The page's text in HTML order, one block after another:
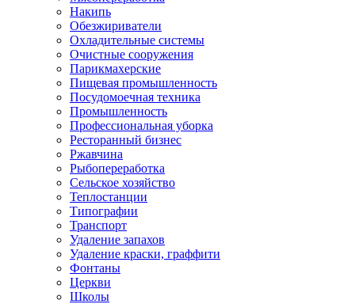
Накипь
Обезжириватели
Охладительные системы
Очистные сооружения
Парикмахерские
Пищевая промышленность
Посудомоечная техника
Промышленность
Профессиональная уборка
Ресторанный бизнес
Ржавчина
Рыбопереработка
Сельское хозяйство
Теплостанции
Типографии
Транспорт
Удаление запахов
Удаление краски, граффити
Фонтаны
Церкви
Школы